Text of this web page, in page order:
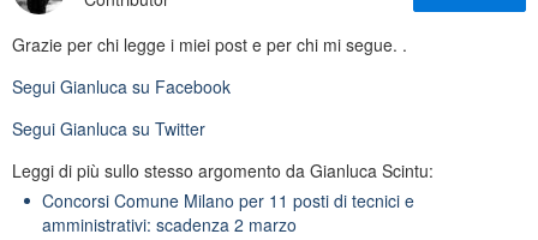
Grazie per chi legge i miei post e per chi mi segue. .
Segui Gianluca su Facebook
Segui Gianluca su Twitter
Leggi di più sullo stesso argomento da Gianluca Scintu:
Concorsi Comune Milano per 11 posti di tecnici e
amministrativi: scadenza 2 marzo